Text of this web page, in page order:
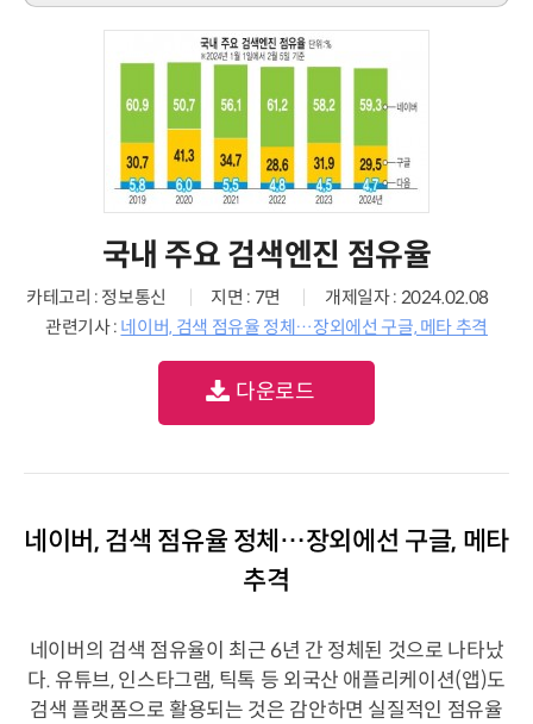
국내 주요 검색엔진 점유율
카테고리 : 정보통신 지면 : 7면
개제일자 : 2024.02.08
관련기사 : 네이버, 검색 점유율 정체…장외에선 구글, 메타 추격
다운로드
네이버, 검색 점유율 정체…장외에선 구글, 메타
추격
네이버의 검색 점유율이 최근 6년 간 정체된 것으로 나타났
다. 유튜브, 인스타그램, 틱톡 등 외국산 애플리케이션(앱)도
검색 플랫폼으로 활용되는 것은 감안하면 실질적인 점유율